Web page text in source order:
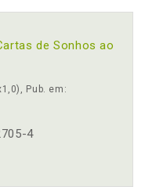
de Sonhos ao
Pub. em:
4